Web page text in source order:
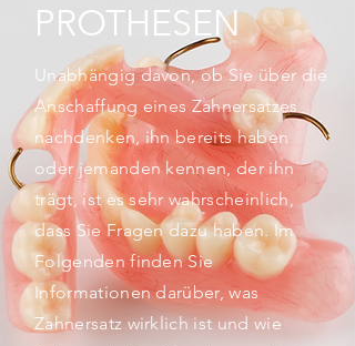
PROTHESEN
Unabhängig davon, ob Sie über die
Anschaffung eines Zahnersatzes
nachdenken, ihn bereits haben
oder jemanden kennen, der ihn
trägt, ist es sehr wahrscheinlich,
dass Sie Fragen dazu haben. Im
Folgenden finden Sie
Informationen darüber, was
Zahnersatz wirklich ist und wie